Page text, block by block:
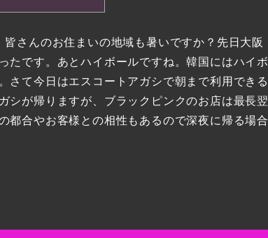
さんのお住まいの地域も暑いですか？先日大阪
たです。あとハイボールですね。韓国にはハイボ
さて今日はエスコートアガシで朝まで利用できる
シが帰りますが、ブラックピンクのお店は最長翌
都合やお客様との相性もあるので深夜に帰る場合